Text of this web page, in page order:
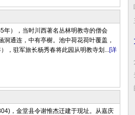
），当时川西著名丛林明教寺的僧会
洞通连，中有亭榭。池中荷花荷叶覆盖，
，驻军旅长杨秀春将此园从明教寺划...[详
，金堂县令谢惟杰迁建于现址。从嘉庆